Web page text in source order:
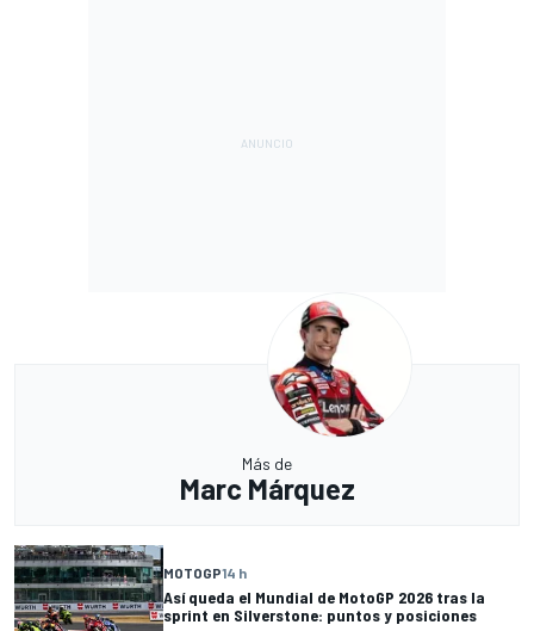
Más de
Marc Márquez
MOTOGP14 h
Así queda el Mundial de MotoGP 2026 tras la
sprint en Silverstone: puntos y posiciones